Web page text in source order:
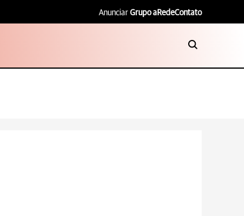
Anunciar Grupo aRedeContato